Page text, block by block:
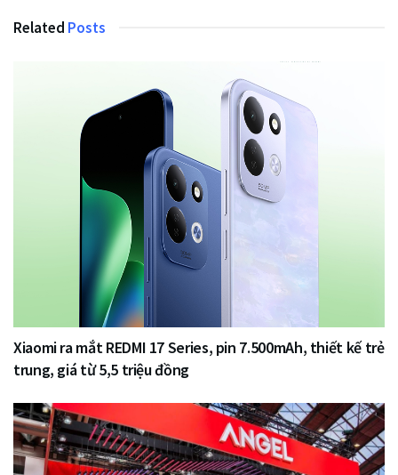
Related Posts
Xiaomi ra mắt REDMI 17 Series, pin 7.500mAh, thiết kế trẻ
trung, giá từ 5,5 triệu đồng